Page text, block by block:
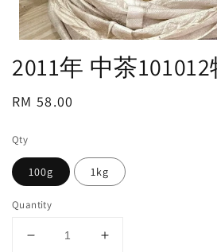
2011年 中茶
Regular
RM 58.00
Qty
100g 1kg
Quantity